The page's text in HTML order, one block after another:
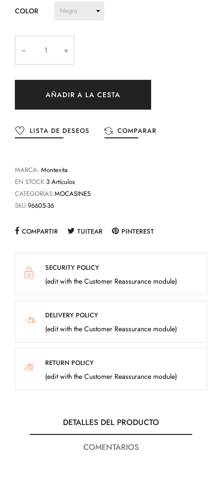
COLOR
AÑADIR A LA CESTA
LISTA DE DESEOS COMPARAR
MARCA: Montevita
EN STOCK 3 Artículos
CATEGORÍAS:MOCASINES
SKU:96605-36
COMPARTIR TUITEAR PINTEREST
SECURITY POLICY
(edit with the Customer Reassurance module)
DELIVERY POLICY
(edit with the Customer Reassurance module)
RETURN POLICY
(edit with the Customer Reassurance module)
DETALLES DEL PRODUCTO
COMENTARIOS